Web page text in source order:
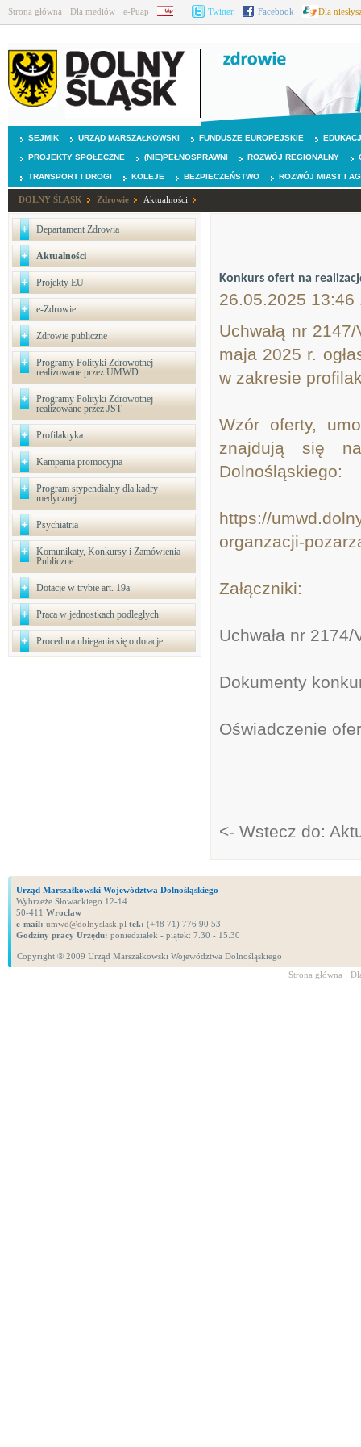
Strona główna Dla mediów e-Puap BIP Twitter Facebook Dla
SEJMIK URZĄD MARSZAŁKOWSKI FUNDUSZE EUROPEJSKIE
PROJEKTY SPOŁECZNE (NIE)PEŁNOSPRAWNI ROZWÓJ REGIONALNY
TRANSPORT I DROGI KOLEJE BEZPIECZEŃSTWO ROZWÓJ MIAST I
DOLNY ŚLĄSK Zdrowie Aktualności
Departament Zdrowia
Aktualności
Projekty EU
e-Zdrowie
Zdrowie publiczne
Programy Polityki Zdrowotnej
realizowane przez UMWD
Programy Polityki Zdrowotnej
realizowane przez JST
Profilaktyka
Kampania promocyjna
Program stypendialny dla kadry
medycznej
Psychiatria
Komunikaty, Konkursy i Zamówienia
Publiczne
Dotacje w trybie art. 19a
Praca w jednostkach podległych
Procedura ubiegania się o dotacje
Konkurs ofert na
26.05.2025 13:46
Uchwałą nr
maja 2025 r.
w zakresie
Wzór oferty,
znajdują się na
Dolnośląskiego:
https://
organzacji-
Załączniki:
Uchwała nr 2174/
Dokumenty
Oświadczenie
<- Wstecz do:
Urząd Marszałkowski Województwa Dolnośląskiego
Wybrzeże Słowackiego 12-14
50-411 Wrocław
e-mail: umwd@dolnyslask.pl tel.: (+48 71) 776 90 53
Godziny pracy Urzędu: poniedziałek - piątek: 7.30 - 15.30
Copyright ® 2009 Urząd Marszałkowski Województwa Dolnośląskiego
Strona główna